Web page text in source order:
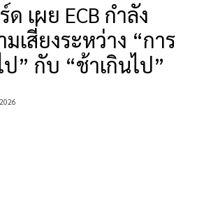
เผย ECB กำลัง
เสี่ยงระหว่าง “การ
ป” กับ “ช้าเกินไป”